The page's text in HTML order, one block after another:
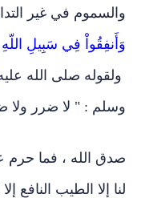
والسموم في غير
وَأَنفِقُواْ فِي سَبِيلِ اللّهِ
ولقوله صلى الله
وسلم : " لا ضرر ولا
صدق الله ، فما حرم
لنا إلا الطيب